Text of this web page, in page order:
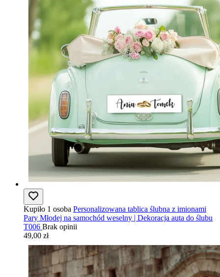
Kupiło 1 osoba Personalizowana tablica ślubna z imionami
Pary Młodej na samochód weselny | Dekoracja auta do ślubu
T006 Brak opinii
49,00 zł